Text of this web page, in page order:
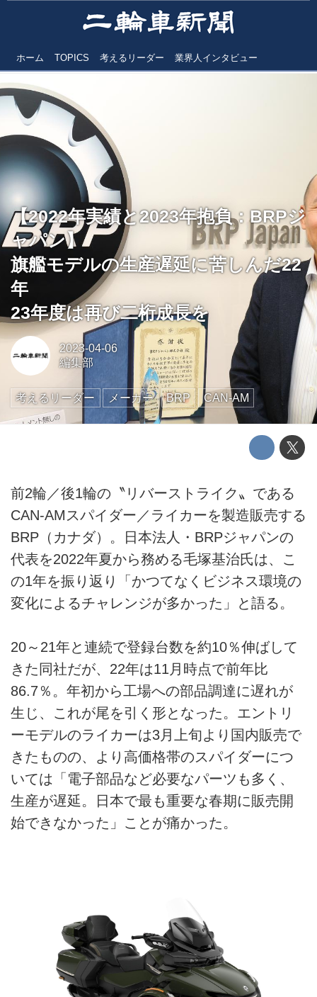
ホーム TOPICS 考えるリーダー 業界人インタビュー
【2022年実績と2023年抱負：BRPジ
ャパン】
旗艦モデルの生産遅延に苦しんだ22
年
23年度は再び二桁成長を
2023-04-06
編集部
考えるリーダー メーカー BRP CAN-AM
前2輪／後1輪の〝リバーストライク〟である
CAN-AMスパイダー／ライカーを製造販売する
BRP（カナダ）。日本法人・BRPジャパンの
代表を2022年夏から務める毛塚基治氏は、こ
の1年を振り返り「かつてなくビジネス環境の
変化によるチャレンジが多かった」と語る。
20～21年と連続で登録台数を約10％伸ばして
きた同社だが、22年は11月時点で前年比
86.7％。年初から工場への部品調達に遅れが
生じ、これが尾を引く形となった。エントリ
ーモデルのライカーは3月上旬より国内販売で
きたものの、より高価格帯のスパイダーにつ
いては「電子部品など必要なパーツも多く、
生産が遅延。日本で最も重要な春期に販売開
始できなかった」ことが痛かった。